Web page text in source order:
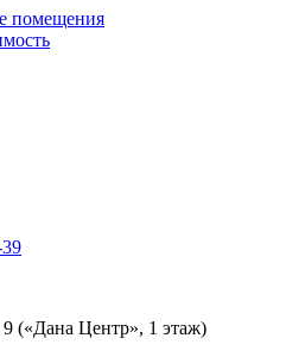
помещения
(«Дана Центр», 1 этаж)